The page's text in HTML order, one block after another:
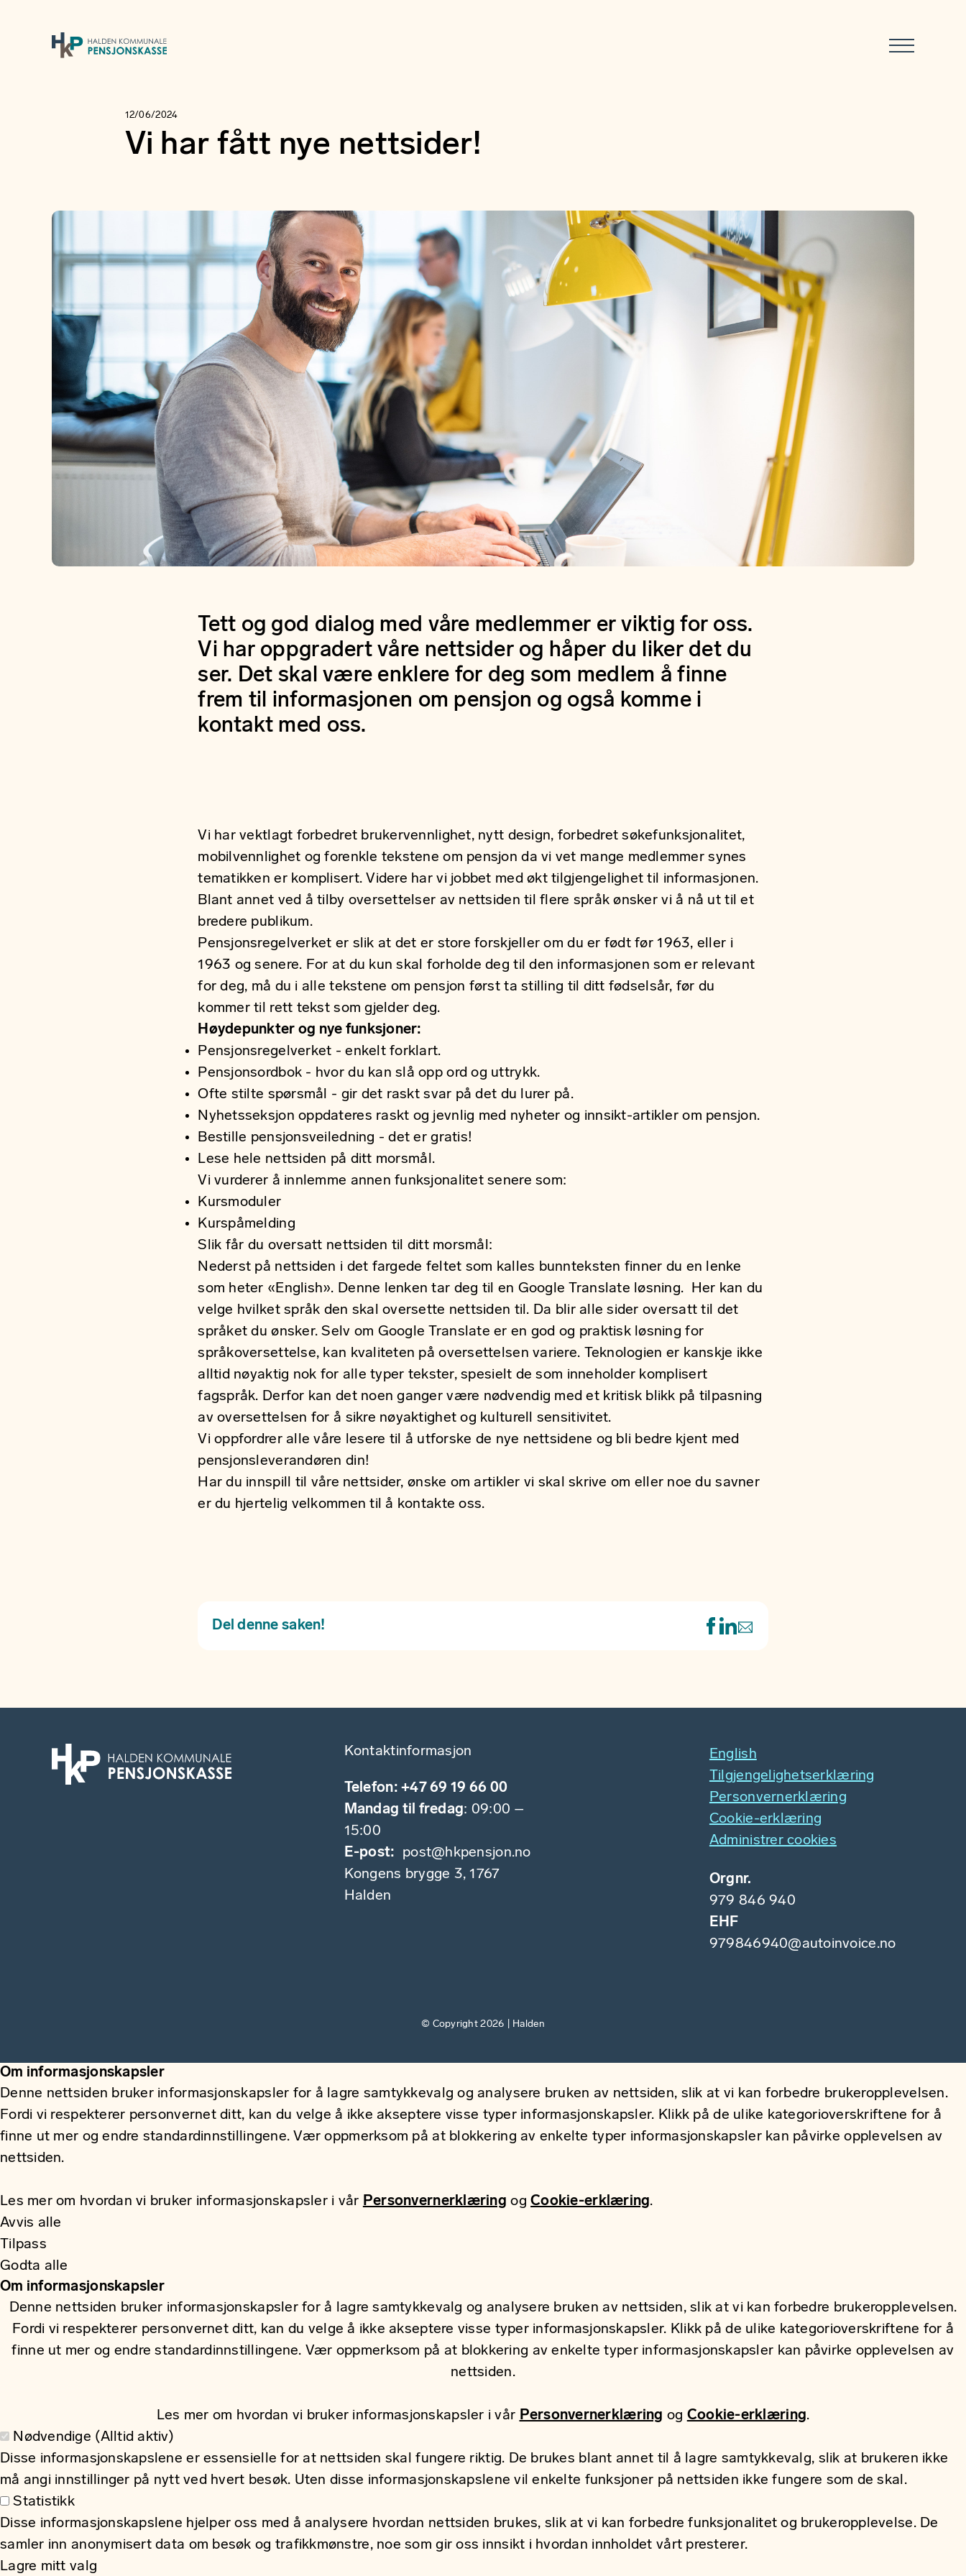
12/06/2024
Vi har fått nye nettsider!
Tett og god dialog med våre medlemmer er viktig for oss.
Vi har oppgradert våre nettsider og håper du liker det du
ser. Det skal være enklere for deg som medlem å finne
frem til informasjonen om pensjon og også komme i
kontakt med oss.
Vi har vektlagt forbedret brukervennlighet, nytt design, forbedret søkefunksjonalitet,
mobilvennlighet og forenkle tekstene om pensjon da vi vet mange medlemmer synes
tematikken er komplisert. Videre har vi jobbet med økt tilgjengelighet til informasjonen.
Blant annet ved å tilby oversettelser av nettsiden til flere språk ønsker vi å nå ut til et
bredere publikum.
Pensjonsregelverket er slik at det er store forskjeller om du er født før 1963, eller i
1963 og senere. For at du kun skal forholde deg til den informasjonen som er relevant
for deg, må du i alle tekstene om pensjon først ta stilling til ditt fødselsår, før du
kommer til rett tekst som gjelder deg.
Høydepunkter og nye funksjoner:
Pensjonsregelverket - enkelt forklart.
Pensjonsordbok - hvor du kan slå opp ord og uttrykk.
Ofte stilte spørsmål - gir det raskt svar på det du lurer på.
Nyhetsseksjon oppdateres raskt og jevnlig med nyheter og innsikt-artikler om pensjon.
Bestille pensjonsveiledning - det er gratis!
Lese hele nettsiden på ditt morsmål.
Vi vurderer å innlemme annen funksjonalitet senere som:
Kursmoduler
Kurspåmelding
Slik får du oversatt nettsiden til ditt morsmål:
Nederst på nettsiden i det fargede feltet som kalles bunnteksten finner du en lenke
som heter «English». Denne lenken tar deg til en Google Translate løsning. Her kan du
velge hvilket språk den skal oversette nettsiden til. Da blir alle sider oversatt til det
språket du ønsker. Selv om Google Translate er en god og praktisk løsning for
språkoversettelse, kan kvaliteten på oversettelsen variere. Teknologien er kanskje ikke
alltid nøyaktig nok for alle typer tekster, spesielt de som inneholder komplisert
fagspråk. Derfor kan det noen ganger være nødvendig med et kritisk blikk på tilpasning
av oversettelsen for å sikre nøyaktighet og kulturell sensitivitet.
Vi oppfordrer alle våre lesere til å utforske de nye nettsidene og bli bedre kjent med
pensjonsleverandøren din!
Har du innspill til våre nettsider, ønske om artikler vi skal skrive om eller noe du savner
er du hjertelig velkommen til å kontakte oss.
Del denne saken!
Kontaktinformasjon
Telefon: +47 69 19 66 00
Mandag til fredag: 09:00 –
15:00
E-post: post@hkpensjon.no
Kongens brygge 3, 1767
Halden
English
Tilgjengelighetserklæring
Personvernerklæring
Cookie-erklæring
Administrer cookies
Orgnr.
979 846 940
EHF
979846940@autoinvoice.no
© Copyright 2026 | Halden
Om informasjonskapsler
Denne nettsiden bruker informasjonskapsler for å lagre samtykkevalg og analysere bruken av nettsiden, slik at vi kan forbedre brukeropplevelsen.
Fordi vi respekterer personvernet ditt, kan du velge å ikke akseptere visse typer informasjonskapsler. Klikk på de ulike kategorioverskriftene for å
finne ut mer og endre standardinnstillingene. Vær oppmerksom på at blokkering av enkelte typer informasjonskapsler kan påvirke opplevelsen av
nettsiden.
Les mer om hvordan vi bruker informasjonskapsler i vår Personvernerklæring ogCookie-erklæring.
Avvis alle
Tilpass
Godta alle
Om informasjonskapsler
Denne nettsiden bruker informasjonskapsler for å lagre samtykkevalg og analysere bruken av nettsiden, slik at vi kan forbedre brukeropplevelsen.
Fordi vi respekterer personvernet ditt, kan du velge å ikke akseptere visse typer informasjonskapsler. Klikk på de ulike kategorioverskriftene for å
finne ut mer og endre standardinnstillingene. Vær oppmerksom på at blokkering av enkelte typer informasjonskapsler kan påvirke opplevelsen av
nettsiden.
Les mer om hvordan vi bruker informasjonskapsler i vår Personvernerklæring og Cookie-erklæring.
Nødvendige (Alltid aktiv)
Disse informasjonskapslene er essensielle for at nettsiden skal fungere riktig. De brukes blant annet til å lagre samtykkevalg, slik at brukeren ikke
må angi innstillinger på nytt ved hvert besøk. Uten disse informasjonskapslene vil enkelte funksjoner på nettsiden ikke fungere som de skal.
Statistikk
Disse informasjonskapslene hjelper oss med å analysere hvordan nettsiden brukes, slik at vi kan forbedre funksjonalitet og brukeropplevelse. De
samler inn anonymisert data om besøk og trafikkmønstre, noe som gir oss innsikt i hvordan innholdet vårt presterer.
Lagre mitt valg